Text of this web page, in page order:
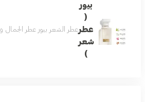
بيور
(
عطر
شعر
)
عطر الشعر بيور عطر الجمال